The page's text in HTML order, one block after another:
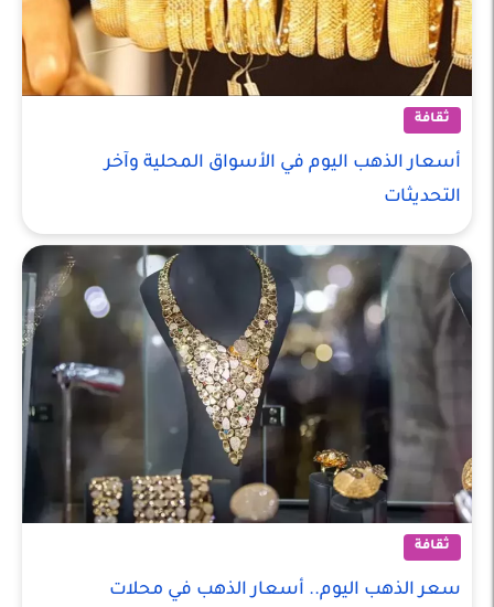
ثقافة
أسعار الذهب اليوم في الأسواق المحلية وآخر
التحديثات
ثقافة
سعر الذهب اليوم.. أسعار الذهب في محلات